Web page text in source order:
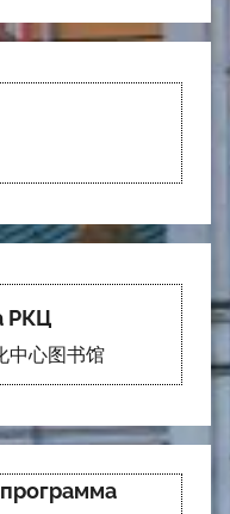
РКЦ
中心图书馆